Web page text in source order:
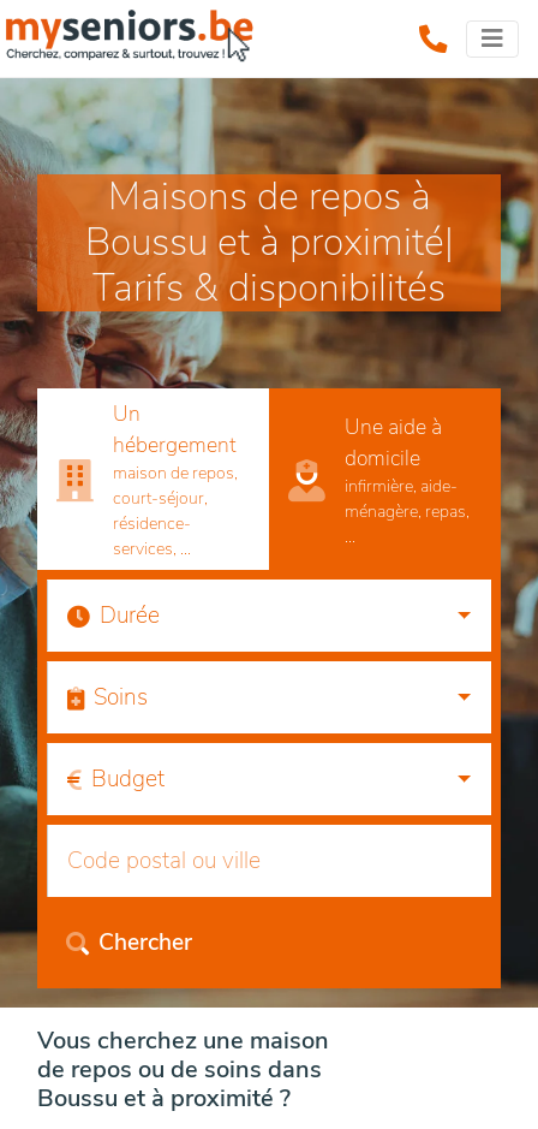
Maisons de repos à
Boussu et à proximité|
Tarifs & disponibilités
Un
hébergement
maison de repos,
court-séjour,
résidence-
services, ...
Une aide à
domicile
infirmière, aide-
ménagère, repas,
...
Durée
Soins
Budget
Chercher
Vous cherchez une maison
de repos ou de soins dans
Boussu et à proximité ?